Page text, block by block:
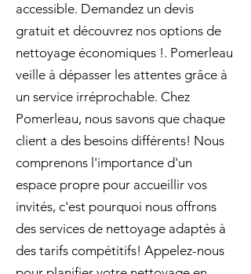
accessible. Demandez un devis
gratuit et découvrez nos options de
nettoyage économiques !. Pomerleau
veille à dépasser les attentes grâce à
un service irréprochable. Chez
Pomerleau, nous savons que chaque
client a des besoins différents! Nous
comprenons l'importance d'un
espace propre pour accueillir vos
invités, c'est pourquoi nous offrons
des services de nettoyage adaptés à
des tarifs compétitifs! Appelez-nous